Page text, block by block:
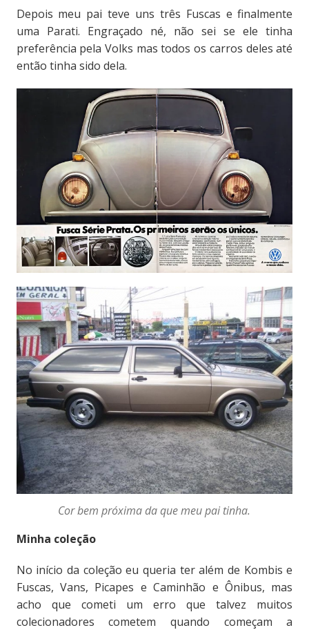
Depois meu pai teve uns três Fuscas e finalmente
uma Parati. Engraçado né, não sei se ele tinha
preferência pela Volks mas todos os carros deles até
então tinha sido dela.
Cor bem próxima da que meu pai tinha.
Minha coleção
No início da coleção eu queria ter além de Kombis e
Fuscas, Vans, Picapes e Caminhão e Ônibus, mas
acho que cometi um erro que talvez muitos
colecionadores cometem quando começam a